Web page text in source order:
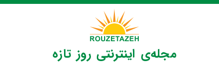
مجله‌ی اینترنتی روز تازه